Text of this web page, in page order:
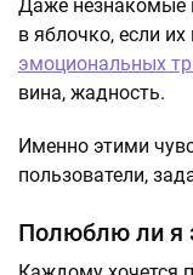
Даже незнакомые
в яблочко, если
эмоциональных
вина, жадность.
Именно этими
пользователи,
Полюблю ли я